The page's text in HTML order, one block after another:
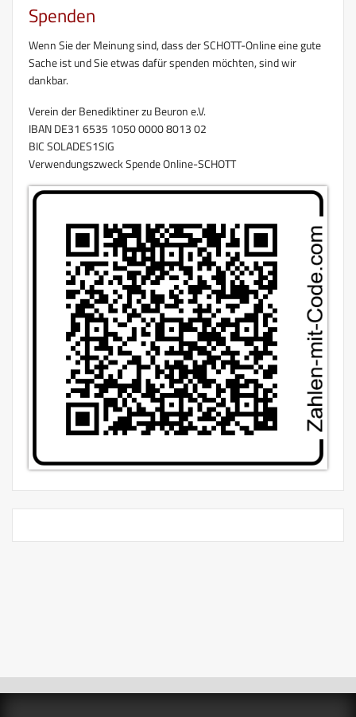
Spenden
Wenn Sie der Meinung sind, dass der SCHOTT-Online eine gute
Sache ist und Sie etwas dafür spenden möchten, sind wir
dankbar.
Verein der Benediktiner zu Beuron e.V.
IBAN DE31 6535 1050 0000 8013 02
BIC SOLADES1SIG
Verwendungszweck Spende Online-SCHOTT